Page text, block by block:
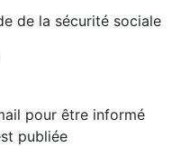
de la sécurité sociale
pour être informé
publiée